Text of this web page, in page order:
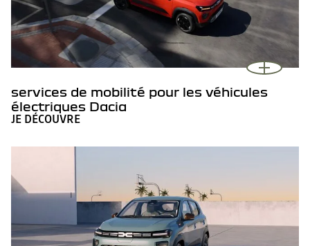
services de mobilité pour les véhicules
électriques Dacia
JE DÉCOUVRE